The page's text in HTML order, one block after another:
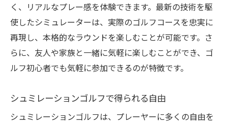
く、リアルなプレー感を体験できます。最新の技術を駆
使したシミュレーターは、実際のゴルフコースを忠実に
再現し、本格的なラウンドを楽しむことが可能です。さ
らに、友人や家族と一緒に気軽に楽しむことができ、ゴ
ルフ初心者でも気軽に参加できるのが特徴です。
シュミレーションゴルフで得られる自由
シュミレーションゴルフは、プレーヤーに多くの自由を